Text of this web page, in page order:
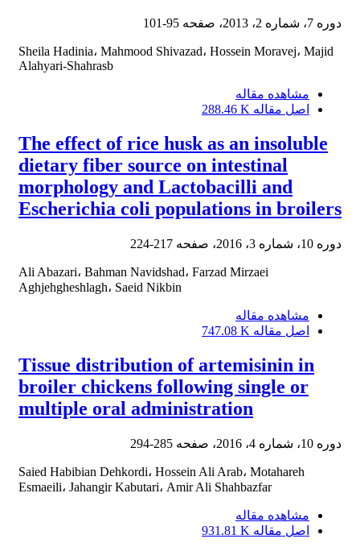
دوره 7، شماره 2، 2013، صفحه 95-101
Sheila Hadinia، Mahmood Shivazad، Hossein Moravej، Majid
Alahyari-Shahrasb
مشاهده مقاله
اصل مقاله 288.46 K
The effect of rice husk as an insoluble
dietary fiber source on intestinal
morphology and Lactobacilli and
Escherichia coli populations in broilers
دوره 10، شماره 3، 2016، صفحه 217-224
Ali Abazari، Bahman Navidshad، Farzad Mirzaei
Aghjehgheshlagh، Saeid Nikbin
مشاهده مقاله
اصل مقاله 747.08 K
Tissue distribution of artemisinin in
broiler chickens following single or
multiple oral administration
دوره 10، شماره 4، 2016، صفحه 285-294
Saied Habibian Dehkordi، Hossein Ali Arab، Motahareh
Esmaeili، Jahangir Kabutari، Amir Ali Shahbazfar
مشاهده مقاله
اصل مقاله 931.81 K